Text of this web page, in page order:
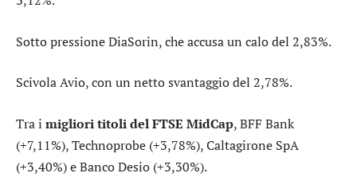
Sotto pressioneDiaSorin, che accusa un calo del 2,83%.
ScivolaAvio, con un netto svantaggio del 2,78%.
Tra i migliori titoli del FTSE MidCap,BFF Bank
(+7,11%),Technoprobe (+3,78%),Caltagirone SpA
(+3,40%) eBanco Desio (+3,30%).